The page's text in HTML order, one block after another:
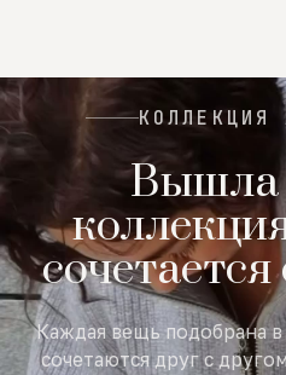
КОЛЛЕКЦИЯ
Вышла
Каждая вещь подобрана в
сочетаются друг с